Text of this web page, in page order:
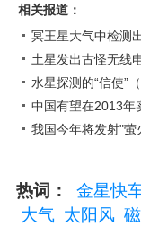
相关报道：
冥王星大气中检测
土星发出古怪无线
水星探测的“信使”
中国有望在2013年
我国今年将发射"萤
热词： 金星快
大气 太阳风